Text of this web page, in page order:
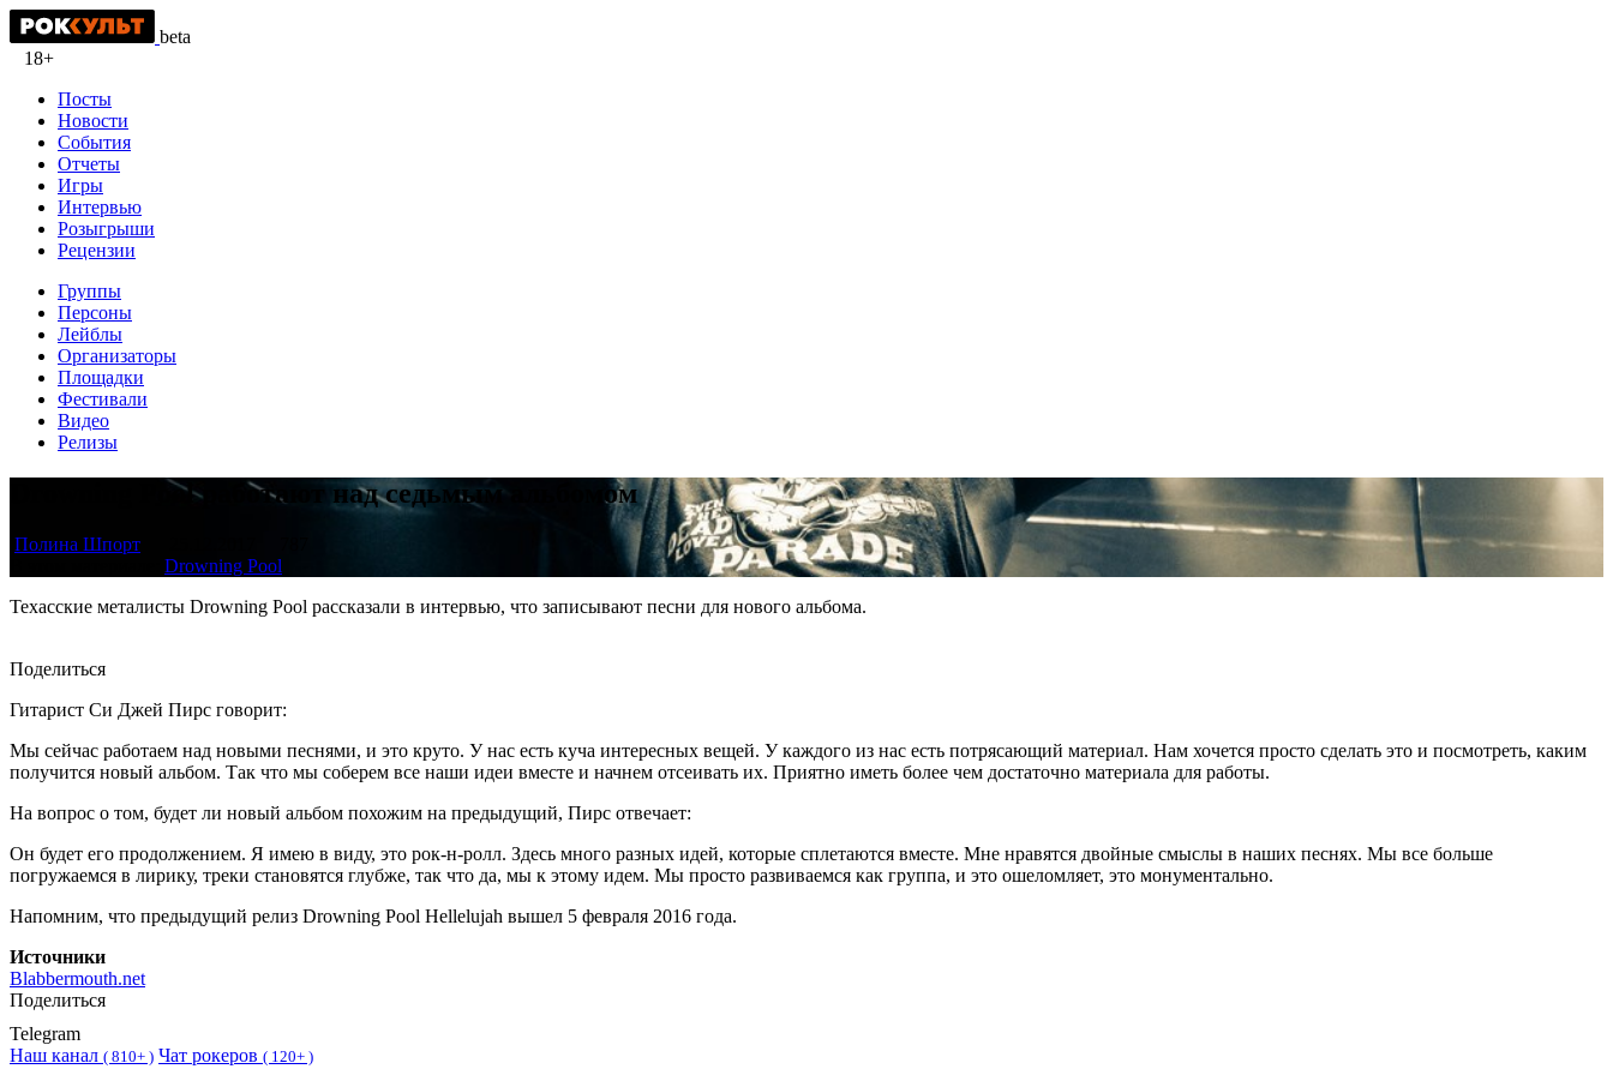
beta
18+
Посты
Новости
События
Отчеты
Игры
Интервью
Розыгрыши
Рецензии
Группы
Персоны
Лейблы
Организаторы
Площадки
Фестивали
Видео
Релизы
Drowning Pool работают над седьмым альбомом
Полина Шпорт
Drowning Pool
Техасские металисты Drowning Pool рассказали в интервью, что записывают песни для нового альбома.
Поделиться
Гитарист Си Джей Пирс говорит:
Мы сейчас работаем над новыми песнями, и это круто. У нас есть куча интересных вещей. У каждого из нас есть потрясающий материал. Нам хочется просто сделать это и посмотреть, каким
получится новый альбом. Так что мы соберем все наши идеи вместе и начнем отсеивать их. Приятно иметь более чем достаточно материала для работы.
На вопрос о том, будет ли новый альбом похожим на предыдущий, Пирс отвечает:
Он будет его продолжением. Я имею в виду, это рок-н-ролл. Здесь много разных идей, которые сплетаются вместе. Мне нравятся двойные смыслы в наших песнях. Мы все больше
погружаемся в лирику, треки становятся глубже, так что да, мы к этому идем. Мы просто развиваемся как группа, и это ошеломляет, это монументально.
Напомним, что предыдущий релиз Drowning Pool Hellelujah вышел 5 февраля 2016 года.
Источники
Blabbermouth.net
Поделиться
Telegram
Наш канал ( 810+ ) Чат рокеров ( 120+ )